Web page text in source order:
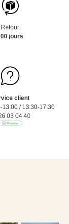
Retour
jours
client
13:00 / 13:30-17:30
03 04 40